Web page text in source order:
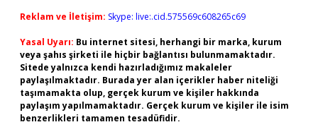
Reklam ve İletişim: Skype: live:.cid.575569c608265c69
Yasal Uyarı: Bu internet sitesi, herhangi bir marka, kurum
veya şahıs şirketi ile hiçbir bağlantısı bulunmamaktadır.
Sitede yalnızca kendi hazırladığımız makaleler
paylaşılmaktadır. Burada yer alan içerikler haber niteliği
taşımamakta olup, gerçek kurum ve kişiler hakkında
paylaşım yapılmamaktadır. Gerçek kurum ve kişiler ile isim
benzerlikleri tamamen tesadüfidir.